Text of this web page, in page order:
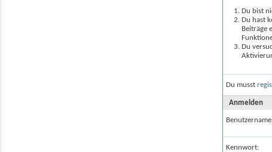
Du bist
Du hast
Beiträge
Du
Du musst
Anmelden
Kennwort: